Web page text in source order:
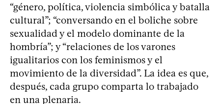
“género, política, violencia simbólica y batalla
cultural”; “conversando en el boliche sobre
sexualidad y el modelo dominante de la
hombría”; y “relaciones de los varones
igualitarios con los feminismos y el
movimiento de la diversidad”. La idea es que,
después, cada grupo comparta lo trabajado
en una plenaria.